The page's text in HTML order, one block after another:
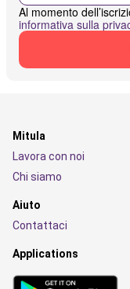
Al momento
informativa sulla
Mitula
Lavora con noi
Chi siamo
Aiuto
Contattaci
Applications